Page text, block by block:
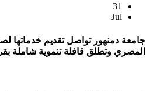
31
Jul
جامعة دمنهور تواصل تقديم خدماتها
المصري وتطلق قافلة تنموية شاملة